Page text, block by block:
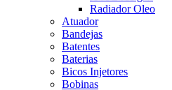
Radiador Oleo
Atuador
Bandejas
Batentes
Baterias
Bicos Injetores
Bobinas